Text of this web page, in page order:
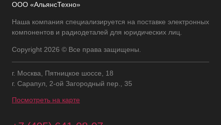
ООО «АльянсТехно»
Наша компания специализируется на поставке электронных
компонентов и радиодеталей для юридических лиц.
Copyright 2026 © Все права защищены.
г. Москва, Пятницкое шоссе, 18
г. Сарапул, 2-ой Загородный пер., 35
Посмотреть на карте